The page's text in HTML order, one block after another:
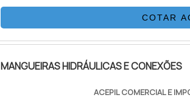
corretamente, mantendo a pressão
ajudando na prevenção de
empresa ou.
COTAR
MANGUEIRAS HIDRÁULICAS E CONEXÕES
ACEPIL COMERCIAL E